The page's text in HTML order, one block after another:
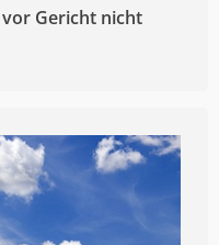
Gericht nicht